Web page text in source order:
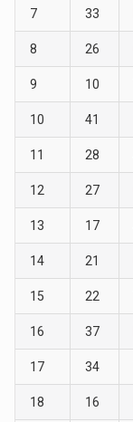
7 33
8 26
9 10
10 41
11 28
12 27
13 17
14 21
15 22
16 37
17 34
18 16